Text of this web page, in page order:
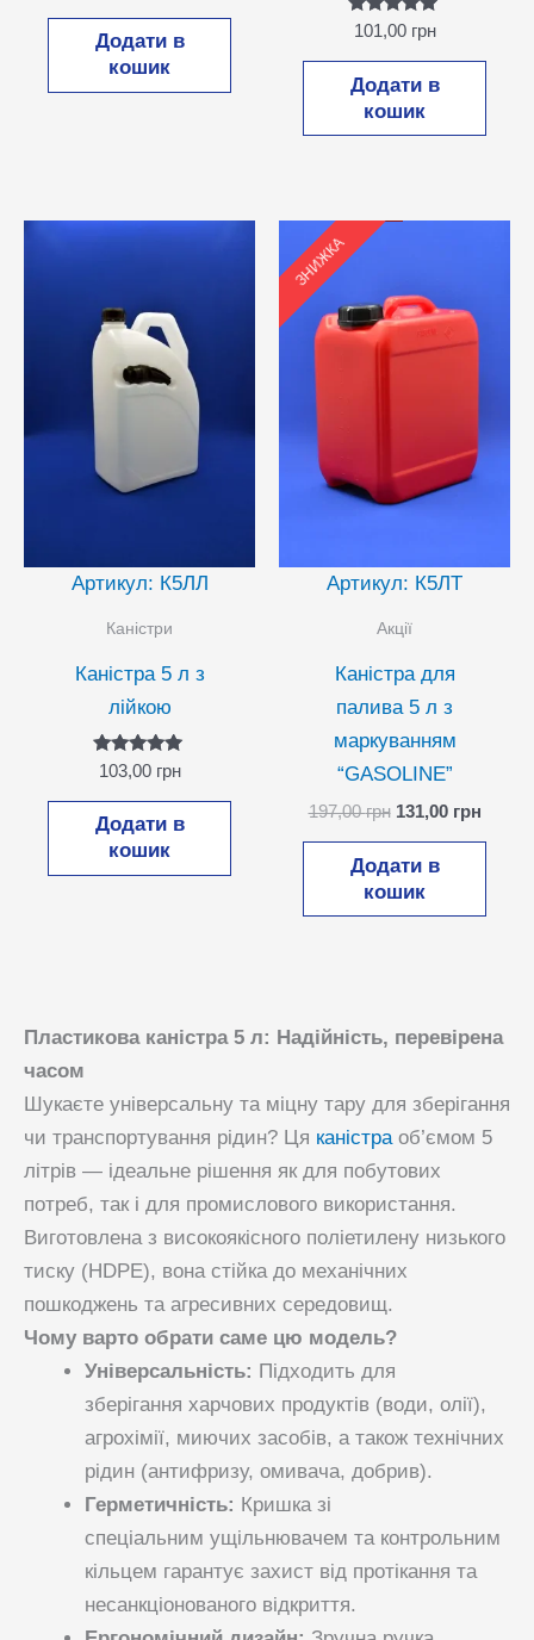
Додати в
кошик
Оцінено в
5.00
з 5
101,00 грн
Додати в
кошик
Артикул: К5ЛЛ
Каністри
Каністра 5 л з
лійкою
Оцінено в
5.00
з 5
103,00 грн
Додати в
кошик
ЗНИЖКА
Артикул: К5ЛТ
Акції
Каністра для
палива 5 л з
маркуванням
“GASOLINE”
197,00грн Оригінальна
131,00 грн
Додати в
кошик
Пластикова каністра 5 л: Надійність, перевірена
часом
Шукаєте універсальну та міцну тару для зберігання
чи транспортування рідин? Ця каністраоб’ємом 5
літрів — ідеальне рішення як для побутових
потреб, так і для промислового використання.
Виготовлена з високоякісного поліетилену низького
тиску (HDPE), вона стійка до механічних
пошкоджень та агресивних середовищ.
Чому варто обрати саме цю модель?
Універсальність: Підходить для
зберігання харчових продуктів (води, олії),
агрохімії, миючих засобів, а також технічних
рідин (антифризу, омивача, добрив).
Герметичність: Кришка зі
спеціальним ущільнювачем та контрольним
кільцем гарантує захист від протікання та
несанкціонованого відкриття.